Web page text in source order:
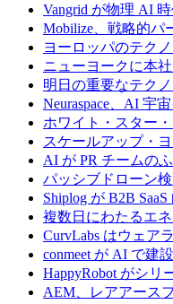
Vangrid が物理 AI
Mobilize、戦略的パ
ヨーロッパのテク
ニューヨークに本
明日の重要なテク
Neuraspace、AI 宇
ホワイト・スター
スケールアップ・
AI が PR チームの
パッシブドローン
Shiplog が B2B
複数日にわたるエ
CurvLabs はウェア
conmeet が AI で建
HappyRobot がシリ
AEM、レアアース